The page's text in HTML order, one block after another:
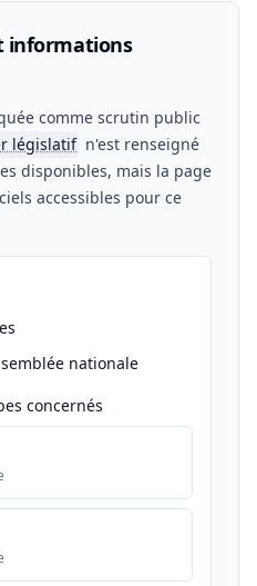
informations
comme scrutin public
législatif n'est renseigné
disponibles, mais la page
accessibles pour ce
nationale
concernés